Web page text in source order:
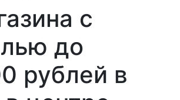
с
до
рублей в